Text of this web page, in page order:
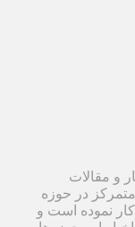
و مقالات
1389 به صورت متمرکز در حوزه
نموده است و